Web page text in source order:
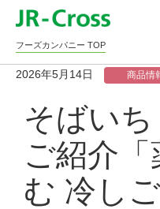
フーズカンパニー TOP
2026年5月14日 商品情
そばい
ご紹介「
む 冷し